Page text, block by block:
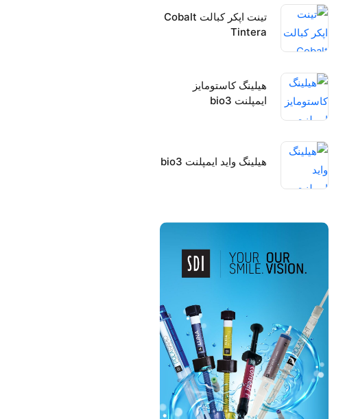
تینت اپکر کبالت Cobalt
Tintera
هیلینگ کاستومایز
ایمپلنت bio3
هیلینگ واید ایمپلنت bio3